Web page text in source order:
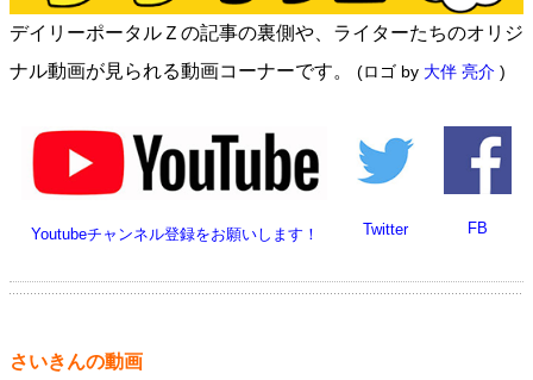
デイリーポータルＺの記事の裏側や、ライターたちのオリジ
ナル動画が見られる動画コーナーです。 (ロゴ by 大伴 亮介 )
Youtubeチャンネル登録をお願いします！ Twitter FB
さいきんの動画